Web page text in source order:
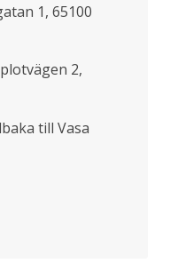
1, 65100
2,
till Vasa